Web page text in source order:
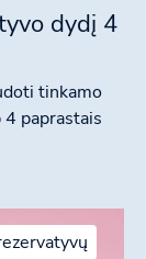
dydį 4
tinkamo
paprastais